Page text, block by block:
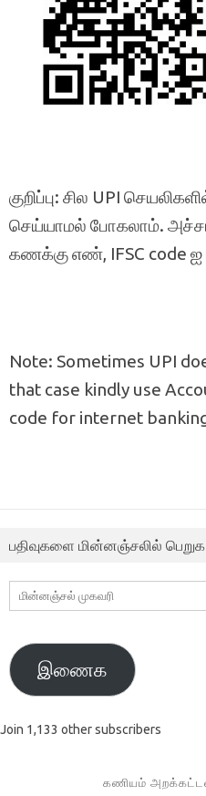
குறிப்பு: சில UPI
செய்யாமல் போகலாம்.
கணக்கு எண், IFSC code ஐ
Note: Sometimes UPI
that case kindly use
code for internet
பதிவுகளை மின்னஞ்சலில் பெறுக
மின்னஞ்சல்
முகவரி
இணைக
Join 1,133 other subscribers
கணியம்